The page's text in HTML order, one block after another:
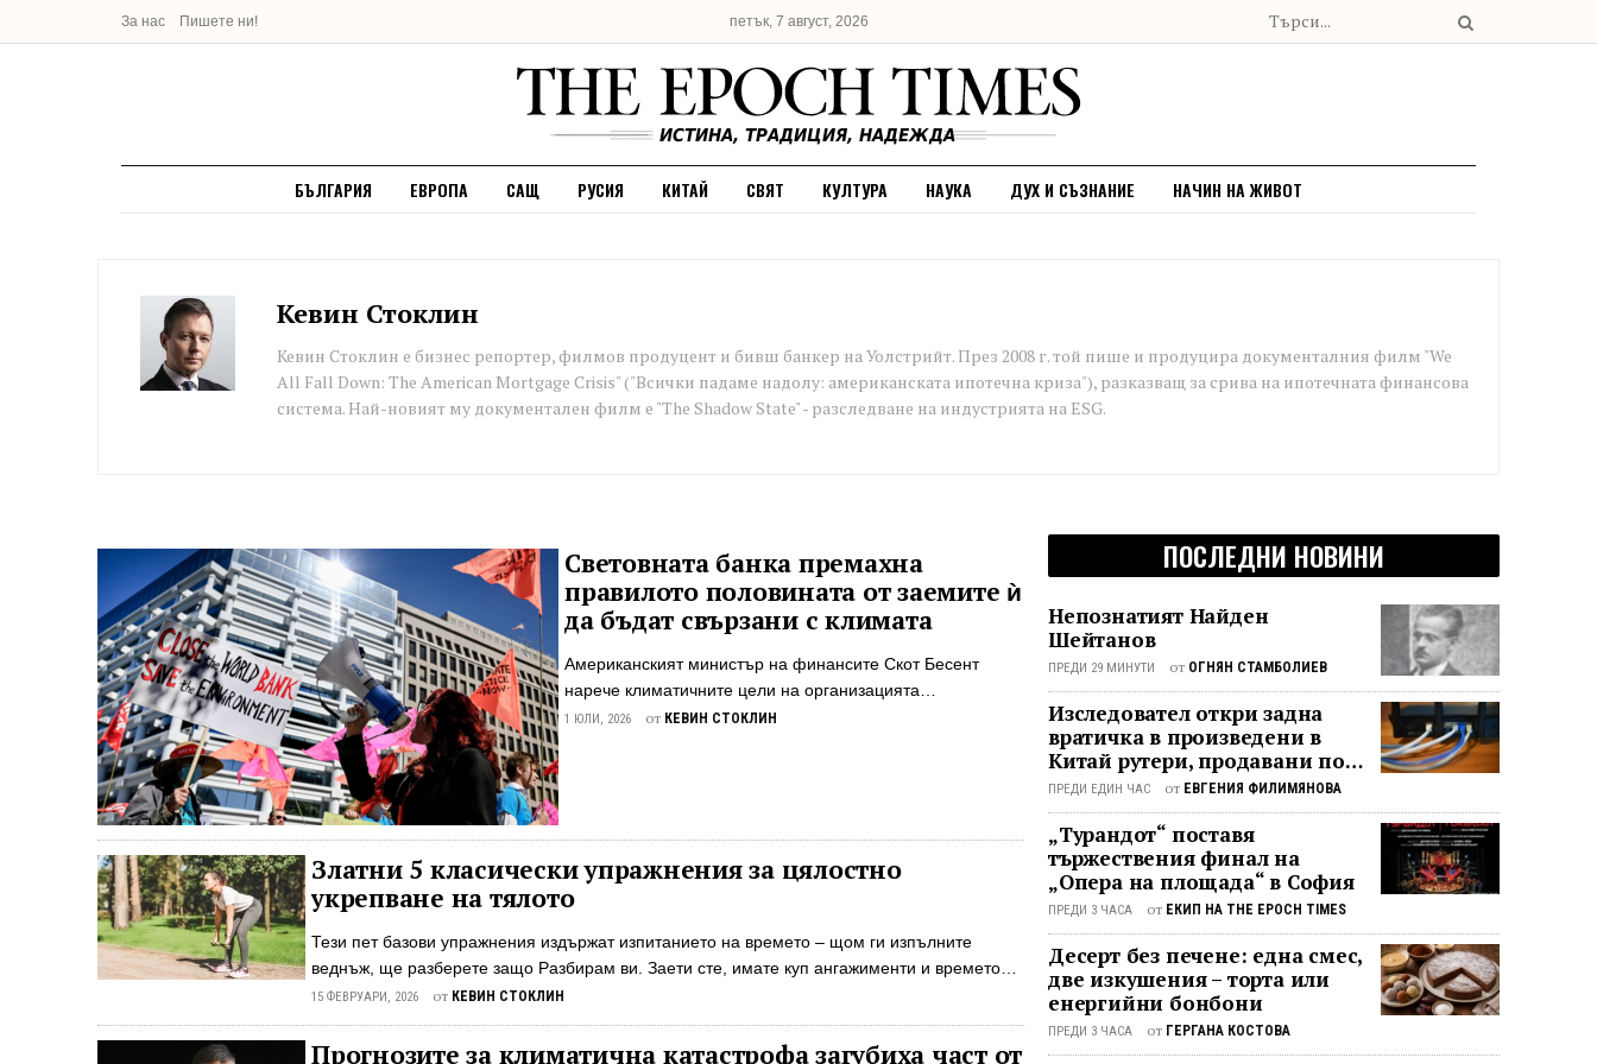
За нас Пишете ни! петък, 7 август, 2026
БЪЛГАРИЯ ЕВРОПА САЩ РУСИЯ КИТАЙ СВЯТ КУЛТУРА НАУКА ДУХ И СЪЗНАНИЕ НАЧИН НА ЖИВОТ
Кевин Стоклин
Кевин Стоклин е бизнес репортер, филмов продуцент и бивш банкер на Уолстрийт. През 2008 г. той пише и продуцира документалния филм "We
All Fall Down: The American Mortgage Crisis" ("Всички падаме надолу: американската ипотечна криза"), разказващ за срива на ипотечната финансова
система. Най-новият му документален филм е "The Shadow State" - разследване на индустрията на ESG.
Световната банка премахна
правилото половината от заемите ѝ
да бъдат свързани с климата
Американският министър на финансите Скот Бесент
нарече климатичните цели на организацията
„изкривяващи“ и „безсмислени“ Под натиска на
финансирането на глобалното развитие – обяви на 29
юни, че се Споделете тази статия
1 ЮЛИ, 2026 от КЕВИН СТОКЛИН
Златни 5 класически упражнения за цялостно
укрепване на тялото
Тези пет базови упражнения издържат изпитанието на времето – щом ги изпълните
веднъж, ще разберете защо Разбирам ви. Заети сте, имате куп ангажименти и времето
никога не ви стига да свършите всичко, което искате и трябва, особено когато става дума
разпределен през седмицата едно след друго, но не винаги имате време да го спазвате.
15 ФЕВРУАРИ, 2026 от КЕВИН СТОКЛИН
Прогнозите за климатична катастрофа загубиха част от
ПОСЛЕДНИ НОВИНИ
Непознатият Найден
Шейтанов
ПРЕДИ 29 МИНУТИ от ОГНЯН СТАМБОЛИЕВ
Изследовател откри задна
вратичка в произведени в
Китай рутери, продавани по
целия свят
ПРЕДИ ЕДИН ЧАС от ЕВГЕНИЯ ФИЛИМЯНОВА
„Турандот“ поставя
тържествения финал на
„Опера на площада“ в София
ПРЕДИ 3 ЧАСА от ЕКИП НА THE EPOCH TIMES
Десерт без печене: една смес,
две изкушения – торта или
енергийни бонбони
ПРЕДИ 3 ЧАСА от ГЕРГАНА КОСТОВА